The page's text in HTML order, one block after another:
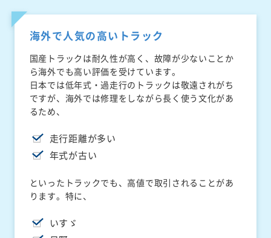
海外で人気の高いトラック
国産トラックは耐久性が高く、故障が少ないことか
ら海外でも高い評価を受けています。
日本では低年式・過走行のトラックは敬遠されがち
ですが、海外では修理をしながら長く使う文化があ
るため、
走行距離が多い
年式が古い
といったトラックでも、高値で取引されることがあ
ります。特に、
いすゞ